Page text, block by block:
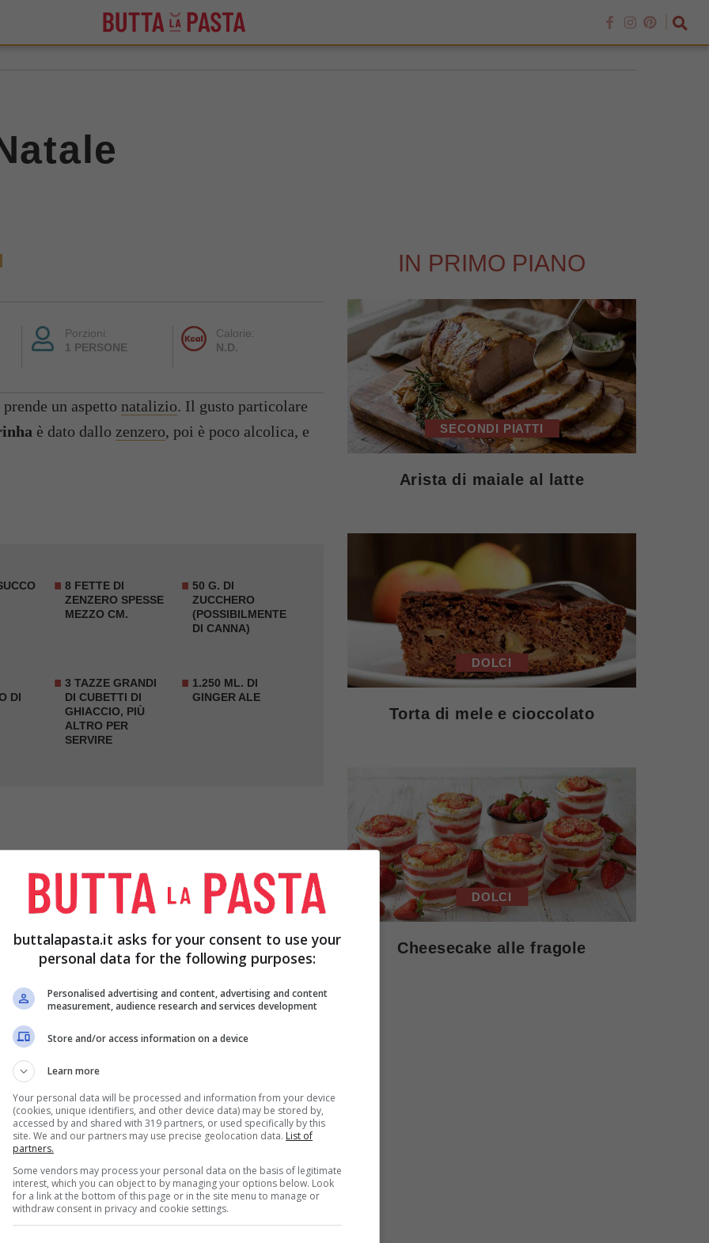
Porzioni:
1 PERSONE
Calorie:
N.D.
prende un aspetto natalizio. Il gusto particolare
è dato dallo zenzero, poi è poco alcolica, e
8 FETTE DI
ZENZERO SPESSE
MEZZO CM.
50 G. DI
ZUCCHERO
(POSSIBILMENTE
DI CANNA)
DI
3 TAZZE GRANDI
DI CUBETTI DI
GHIACCIO, PIÙ
ALTRO PER
SERVIRE
1.250 ML. DI
GINGER ALE
lavati ed asciugati, usando il rigalimoni
lime, lo zenzero
, lo zucchero e 30 foglie di
avete il mortaio potete usare un robot da cucina,
il
succo del limee lacachaça. Coprite e
a 6 ore prima di servirlo.
di ghiaccio nella caraffa che contiene la
con cura. Versate il
con cubetti di ghiaccio, versatevi sopra la mistura
dimenta
e servite.
IN PRIMO PIANO
SECONDI PIATTI
Arista di maiale al latte
DOLCI
Torta di mele e cioccolato
DOLCI
Cheesecake alle fragole
buttalapasta.it asks for your consent to use your
personal data for the following purposes:
Personalised advertising and content, advertising and content
measurement, audience research and services development
Store and/or access information on a device
Learn more
Your personal data will be processed and information from your device
(cookies, unique identifiers, and other device data) may be stored by,
accessed by and shared with 319 partners, or used specifically by this
site. We and our partners may use precise geolocation data. List of
partners.
Some vendors may process your personal data on the basis of legitimate
interest, which you can object to by managing your options below. Look
for a link at the bottom of this page or in the site menu to manage or
withdraw consent in privacy and cookie settings.